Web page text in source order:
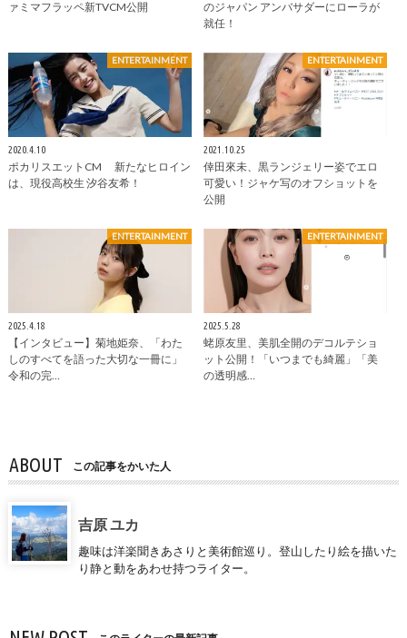
ァミマフラッペ新TVCM公開
のジャパン アンバサダーにローラが
就任！
ENTERTAINMENT
2020.4.10
ポカリスエットCM 新たなヒロイン
は、現役高校生 汐谷友希！
ENTERTAINMENT
2021.10.25
倖田來未、黒ランジェリー姿でエロ
可愛い！ジャケ写のオフショットを
公開
ENTERTAINMENT
2025.4.18
【インタビュー】菊地姫奈、「わた
しのすべてを語った大切な一冊に」
令和の完…
ENTERTAINMENT
2025.5.28
蛯原友里、美肌全開のデコルテショ
ット公開！「いつまでも綺麗」「美
の透明感…
ABOUT この記事をかいた人
吉原 ユカ
趣味は洋楽聞きあさりと美術館巡り。登山したり絵を描いた
り静と動をあわせ持つライター。